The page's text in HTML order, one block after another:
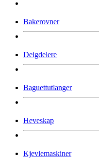
Bakerovner
Deigdelere
Baguettutlanger
Heveskap
Kjevlemaskiner